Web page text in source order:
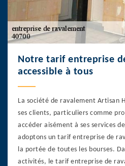
Notre tarif entreprise
accessible à tous
La société de ravalement Artisan
ses clients, particuliers comme
accéder aisément à ses services
adoptons un tarif entreprise de
la portée de toutes les bourses.
activités, le tarif entreprise de